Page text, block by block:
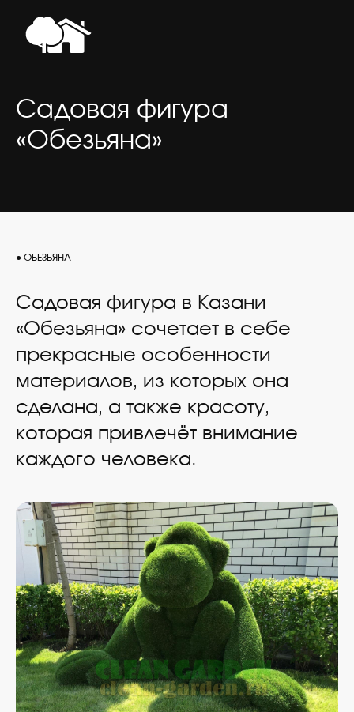
Садовая фигура
«Обезьяна»
● ОБЕЗЬЯНА
Садовая фигура в Казани
«Обезьяна» сочетает в себе
прекрасные особенности
материалов, из которых она
сделана, а также красоту,
которая привлечёт внимание
каждого человека.